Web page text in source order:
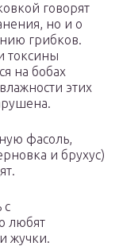
говорят
но и о
грибков.
токсины
на бобах
этих
фасоль,
и брухус)
с
любят
жучки.